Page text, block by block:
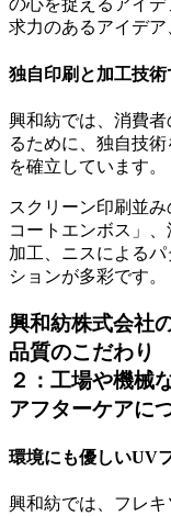
の心を捉えるアイ
求力のあるアイデア
独自印刷と加工技
興和紡では、消費
るために、独自技
を確立しています。
スクリーン印刷並
コートエンボス」
加工、ニスによる
ションが多彩です。
興和紡株式会社
品質のこだわり
２：工場や機械
アフターケアに
環境にも優しいUV
興和紡では、フレ